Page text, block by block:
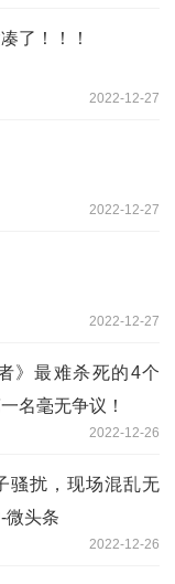
了！！！
2022-12-27
2022-12-27
2022-12-27
》最难杀死的4个
名毫无争议！
2022-12-26
骚扰，现场混乱无
微头条
2022-12-26